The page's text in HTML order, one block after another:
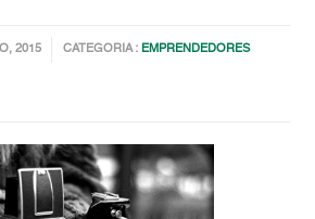
2015 CATEGORIA : EMPRENDEDORES